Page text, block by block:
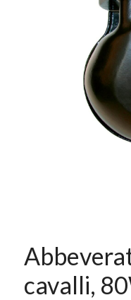
cavalli,